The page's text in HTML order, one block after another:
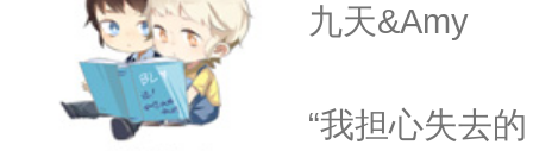
九天&Amy
“我担心失去